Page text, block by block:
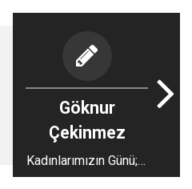
Göknur
Çekinmez
Kadınlarımızın Günü; 8
Mart